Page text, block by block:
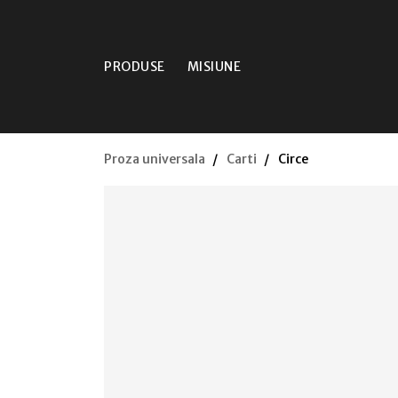
PRODUSE MISIUNE
Proza universala Carti Circe